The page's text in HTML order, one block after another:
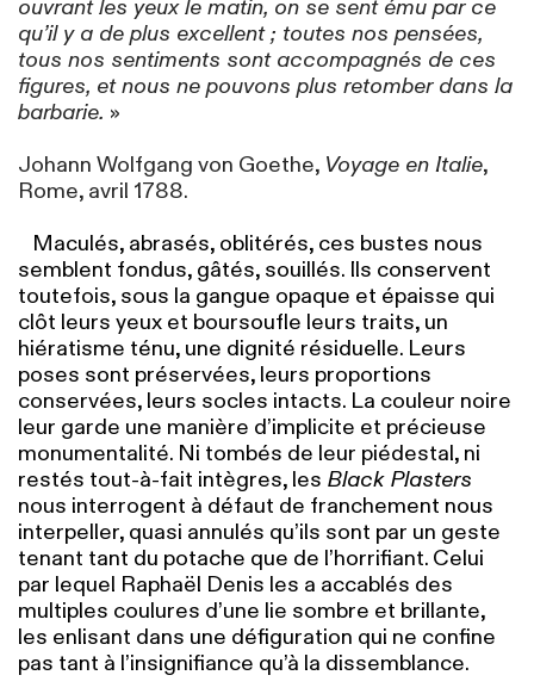
ouvrant les yeux le matin, on se sent ému par ce
qu’il y a de plus excellent ; toutes nos pensées,
tous nos sentiments sont accompagnés de ces
figures, et nous ne pouvons plus retomber dans la
barbarie. »
Johann Wolfgang von Goethe, Voyage en Italie,
Rome, avril 1788.
Maculés, abrasés, oblitérés, ces bustes nous
semblent fondus, gâtés, souillés. Ils conservent
toutefois, sous la gangue opaque et épaisse qui
clôt leurs yeux et boursoufle leurs traits, un
hiératisme ténu, une dignité résiduelle. Leurs
poses sont préservées, leurs proportions
conservées, leurs socles intacts. La couleur noire
leur garde une manière d’implicite et précieuse
monumentalité. Ni tombés de leur piédestal, ni
restés tout-à-fait intègres, les Black Plasters
nous interrogent à défaut de franchement nous
interpeller, quasi annulés qu’ils sont par un geste
tenant tant du potache que de l’horrifiant. Celui
par lequel Raphaël Denis les a accablés des
multiples coulures d’une lie sombre et brillante,
les enlisant dans une défiguration qui ne confine
pas tant à l’insignifiance qu’à la dissemblance.